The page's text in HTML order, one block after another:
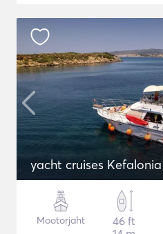
yacht cruises Kefalonia
Mootorjaht
46 ft